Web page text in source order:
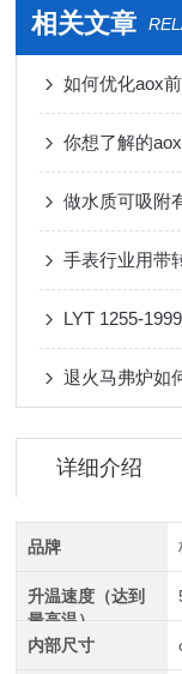
相关文章
如何优化aox
你想了解的
手表行业用带
LYT 1255-
退火马弗炉如
详细介绍
品牌
升温速度（达到
最高温）
内部尺寸